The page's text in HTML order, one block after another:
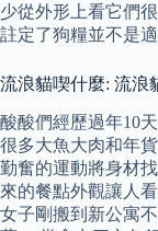
少從外形上看它們
註定了狗糧並不是
流浪貓喫什麼: 流浪
酸酸們經歷過年10
很多大魚大肉和年
勤奮的運動將身材
來的餐點外觀讓人
女子剛搬到新公寓